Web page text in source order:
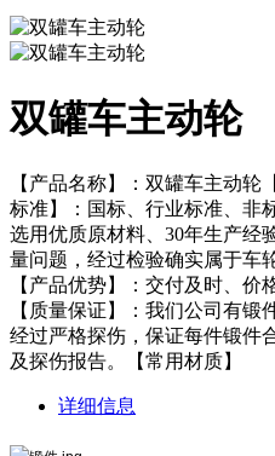
双罐车主动轮
【产品名称】：双罐车主动
标准】：国标、行业标准、非
选用优质原材料、30年生产经
量问题，经过检验确实属于车
【产品优势】：交付及时、价
【质量保证】：我们公司有
经过严格探伤，保证每件锻件
及探伤报告。【常用材质】
详细信息